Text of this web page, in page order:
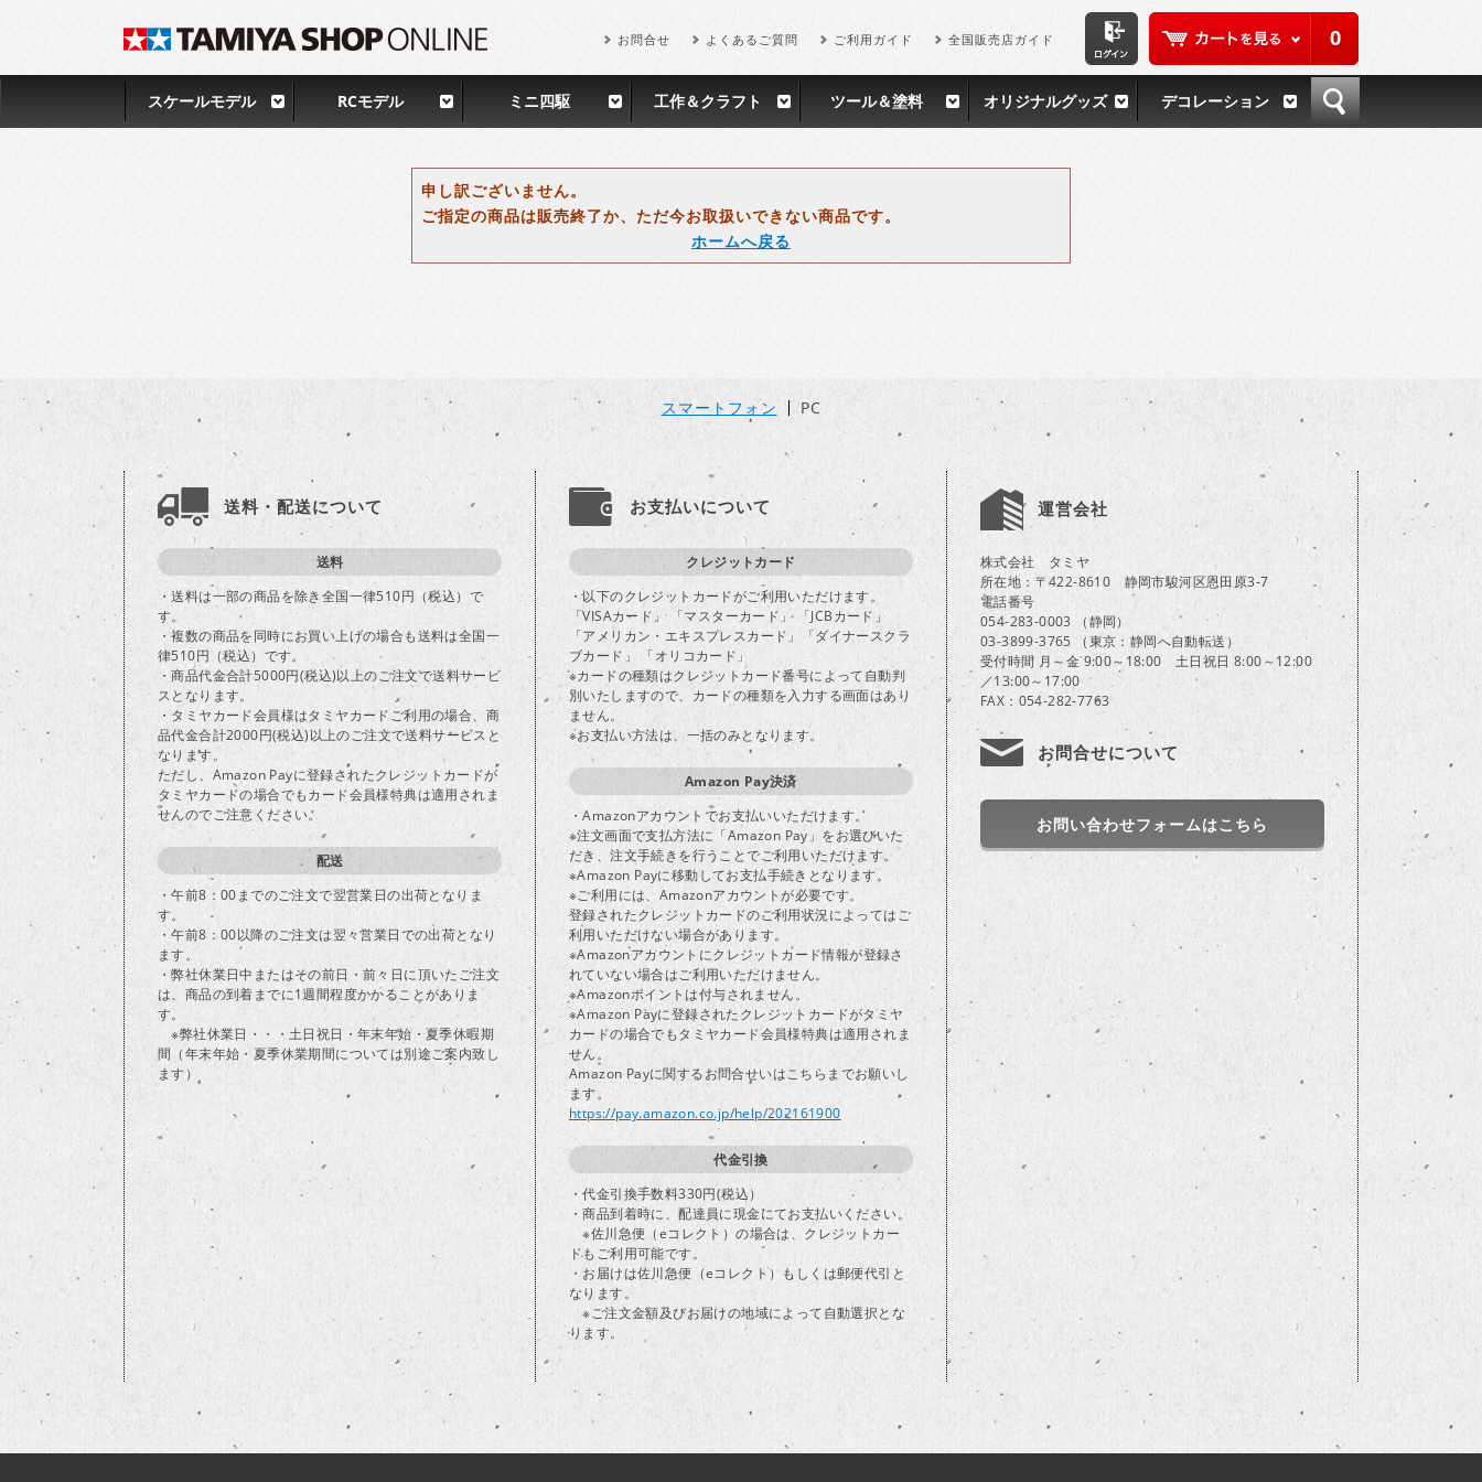
0
お問合せ よくあるご質問 ご利用ガイド 全国販売店ガイド
スケールモデル RCモデル ミニ四駆 工作＆クラフト ツール＆塗料 オリジナルグッズ デコレーション
申し訳ございません。
ご指定の商品は販売終了か、ただ今お取扱いできない商品です。
ホームへ戻る
スマートフォン PC
送料・配送について
送料
・送料は一部の商品を除き全国一律510円（税込）で
す。
・複数の商品を同時にお買い上げの場合も送料は全国一
律510円（税込）です。
・商品代金合計5000円(税込)以上のご注文で送料サービ
スとなります。
・タミヤカード会員様はタミヤカードご利用の場合、商
品代金合計2000円(税込)以上のご注文で送料サービスと
なります。
ただし、Amazon Payに登録されたクレジットカードが
タミヤカードの場合でもカード会員様特典は適用されま
せんのでご注意ください。
配送
・午前8：00までのご注文で翌営業日の出荷となりま
す。
・午前8：00以降のご注文は翌々営業日での出荷となり
ます。
・弊社休業日中またはその前日・前々日に頂いたご注文
は、商品の到着までに1週間程度かかることがありま
す。
※弊社休業日・・・土日祝日・年末年始・夏季休暇期
間（年末年始・夏季休業期間については別途ご案内致し
ます）
お支払いについて
クレジットカード
・以下のクレジットカードがご利用いただけます。
「VISAカード」 「マスターカード」 「JCBカード」
「アメリカン・エキスプレスカード」「ダイナースクラ
ブカード」 「オリコカード」
※カードの種類はクレジットカード番号によって自動判
別いたしますので、カードの種類を入力する画面はあり
ません。
※お支払い方法は、一括のみとなります。
Amazon Pay決済
・Amazonアカウントでお支払いいただけます。
※注文画面で支払方法に「Amazon Pay」をお選びいた
だき、注文手続きを行うことでご利用いただけます。
※Amazon Payに移動してお支払手続きとなります。
※ご利用には、Amazonアカウントが必要です。
登録されたクレジットカードのご利用状況によってはご
利用いただけない場合があります。
※Amazonアカウントにクレジットカード情報が登録さ
れていない場合はご利用いただけません。
※Amazonポイントは付与されません。
※Amazon Payに登録されたクレジットカードがタミヤ
カードの場合でもタミヤカード会員様特典は適用されま
せん。
Amazon Payに関するお問合せいはこちらまでお願いし
ます。
https://pay.amazon.co.jp/help/202161900
代金引換
・代金引換手数料330円(税込）
・商品到着時に、配達員に現金にてお支払いください。
※佐川急便（eコレクト）の場合は、クレジットカー
ドもご利用可能です。
・お届けは佐川急便（eコレクト）もしくは郵便代引と
なります。
※ご注文金額及びお届けの地域によって自動選択とな
ります。
運営会社
株式会社 タミヤ
所在地：〒422-8610 静岡市駿河区恩田原3-7
電話番号
054-283-0003 （静岡）
03-3899-3765 （東京：静岡へ自動転送）
受付時間 月～金 9:00～18:00 土日祝日 8:00～12:00
／13:00～17:00
FAX：054-282-7763
お問合せについて
お問い合わせフォームはこちら